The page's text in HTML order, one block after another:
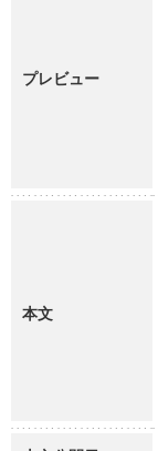
プレビュー
本文